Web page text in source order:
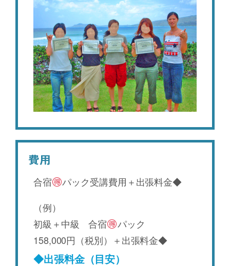
費用
合宿
パック受講費用＋出張料金◆
（例）
初級＋中級 合宿
パック
158,000円（税別）＋出張料金◆
◆出張料金（目安）